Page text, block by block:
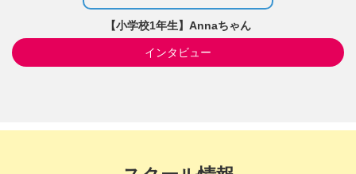
【小学校1年生】Annaちゃん
インタビュー